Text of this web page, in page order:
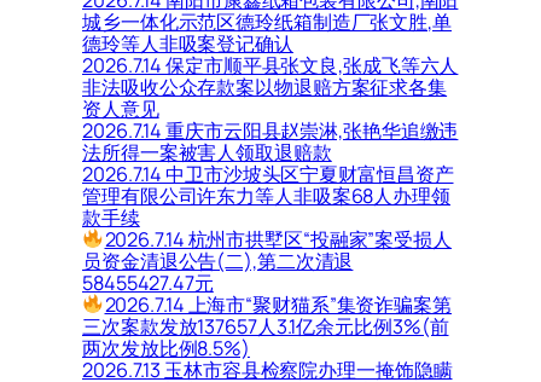
城乡一体化示范区德玲纸箱制造厂张文胜,单
德玲等人非吸案登记确认
2026.7.14 保定市顺平县张文良,张成飞等六人
非法吸收公众存款案以物退赔方案征求各集
资人意见
2026.7.14 重庆市云阳县赵崇淋,张艳华追缴违
法所得一案被害人领取退赔款
2026.7.14 中卫市沙坡头区宁夏财富恒昌资产
管理有限公司许东力等人非吸案68人办理领
款手续
2026.7.14 杭州市拱墅区“投融家”案受损人
员资金清退公告(二),第二次清退
58455427.47元
2026.7.14 上海市“聚财猫系”集资诈骗案第
三次案款发放137657人3.1亿余元比例3%(前
两次发放比例8.5%)
2026.7.13 玉林市容县检察院办理一掩饰隐瞒